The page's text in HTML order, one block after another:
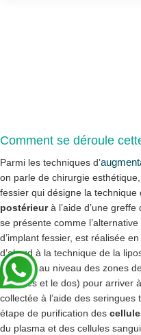
Comment se déroule
Parmi les techniques d’
on parle de chirurgie
fessier qui désigne la technique
postérieurà l’aide d’une
se présente comme
d’implant fessier, est réalisée
d’abord à la technique de la
graisses au niveau des zones
hanches et le dos) pour arriver
collectée à l’aide des
étape de purification des
du plasma et des cellules